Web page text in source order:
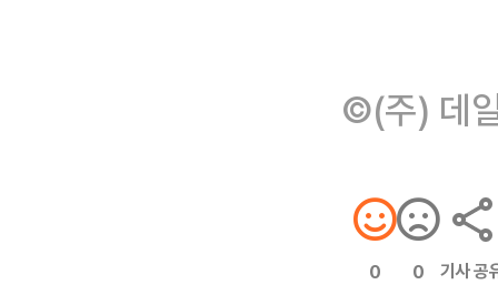
©(주) 데
0 0 기사 공